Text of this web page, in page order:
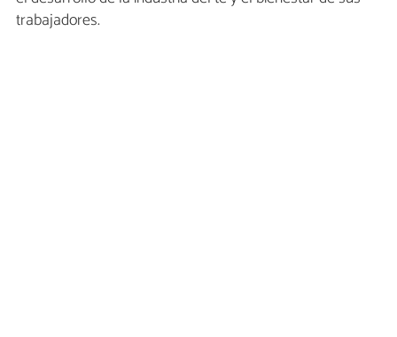
trabajadores.